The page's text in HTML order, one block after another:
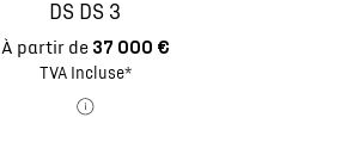
DS DS 3
À partir de37 000 €
TVA Incluse*